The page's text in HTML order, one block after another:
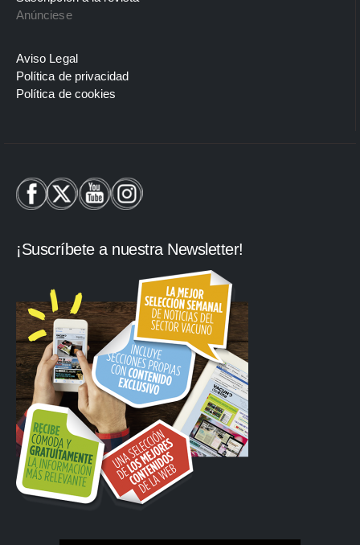
Anúnciese
Aviso Legal
Política de privacidad
Política de cookies
¡Suscríbete a nuestra Newsletter!